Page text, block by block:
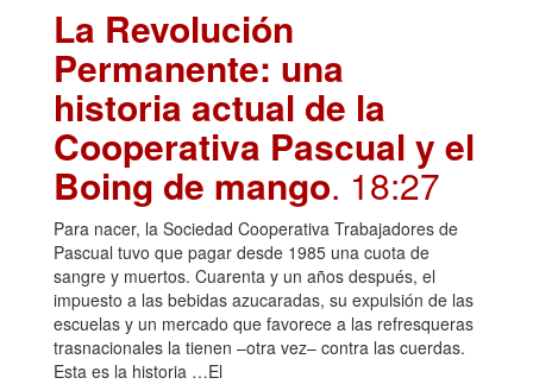
La Revolución
Permanente: una
historia actual de la
Cooperativa Pascual y el
Boing de mango. 18:27
Para nacer, la Sociedad Cooperativa Trabajadores de
Pascual tuvo que pagar desde 1985 una cuota de
sangre y muertos. Cuarenta y un años después, el
impuesto a las bebidas azucaradas, su expulsión de las
escuelas y un mercado que favorece a las refresqueras
trasnacionales la tienen –otra vez– contra las cuerdas.
Esta es la historia …El